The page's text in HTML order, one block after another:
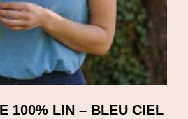
100% LIN – BLEU CIEL